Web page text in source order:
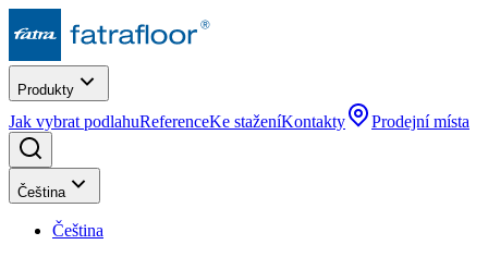
Produkty
Jak vybrat podlahuReferenceKe staženíKontakty Prodejní místa
Čeština
Čeština